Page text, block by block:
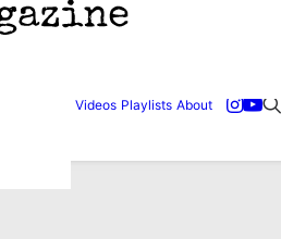
Videos Playlists About